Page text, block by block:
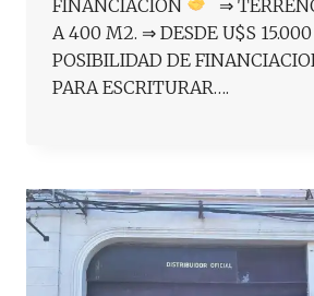
FINANCIACIÓN
⇒
A 400 M2. ⇒ DESDE U$S
POSIBILIDAD DE
PARA ESCRITURAR….